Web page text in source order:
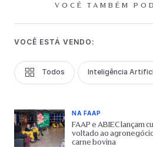
VOCÊ TAMBÉM
VOCÊ ESTÁ VENDO:
Todos Inteligência
NA FAAP
FAAP e ABIEC lançam
voltado ao
carne bovina